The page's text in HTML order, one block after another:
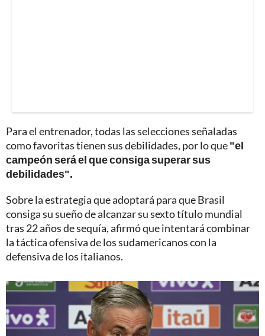
Para el entrenador, todas las selecciones señaladas
como favoritas tienen sus debilidades, por lo que"el
campeón será el que consiga superar sus
debilidades".
Sobre la estrategia que adoptará para que Brasil
consiga su sueño de alcanzar su sexto título mundial
tras 22 años de sequía, afirmó que intentará combinar
la táctica ofensiva de los sudamericanos con la
defensiva de los italianos.